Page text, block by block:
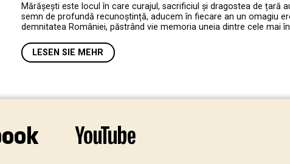
Mărășești este locul în care curajul, sacrificiul și dragostea de țară
semn de profundă recunoștință, aducem în fiecare an un omagiu
demnitatea României, păstrând vie memoria uneia dintre cele mai
LESEN SIE MEHR